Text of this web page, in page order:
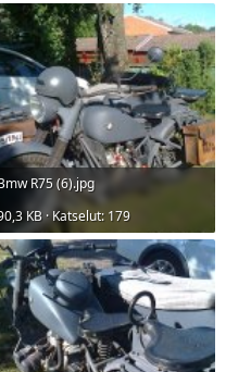
R75 (6).jpg
KB · Katselut: 179